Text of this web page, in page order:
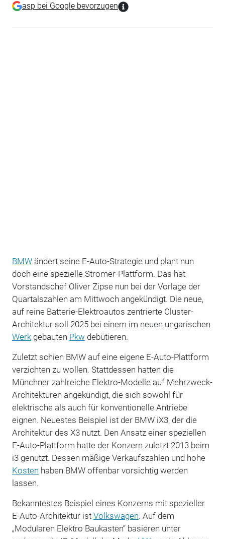
asp bei Google bevorzugen
BMWändert seine E-Auto-Strategie und plant nun
doch eine spezielle Stromer-Plattform. Das hat
Vorstandschef Oliver Zipsenun bei der Vorlage der
Quartalszahlen am Mittwoch angekündigt. Die neue,
auf reine Batterie-Elektroautos zentrierte Cluster-
Architektur soll 2025 bei einem im neuen ungarischen
Werkgebauten Pkw debütieren.
Zuletzt schien BMW auf eine eigene E-Auto-Plattform
verzichten zu wollen. Stattdessen hatten die
Münchner zahlreiche Elektro-Modelle auf Mehrzweck-
Architekturen angekündigt, die sich sowohl für
elektrische als auch für konventionelle Antriebe
eignen. Neuestes Beispiel ist der BMW iX3, der die
Architektur des X3 nutzt. Den Ansatz einer speziellen
E-Auto-Plattform hatte der Konzern zuletzt 2013 beim
i3 genutzt. Dessen mäßige Verkaufszahlen und hohe
Kosten haben BMW offenbar vorsichtig werden
lassen.
Bekanntestes Beispiel eines Konzerns mit spezieller
E-Auto-Architektur ist Volkswagen. Auf dem
„Modularen Elektro Baukasten“ basieren unter